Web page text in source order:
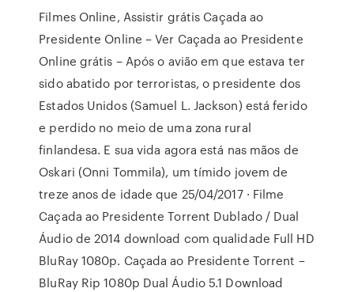
Filmes Online, Assistir grátis Caçada ao
Presidente Online – Ver Caçada ao Presidente
Online grátis – Após o avião em que estava ter
sido abatido por terroristas, o presidente dos
Estados Unidos (Samuel L. Jackson) está ferido
e perdido no meio de uma zona rural
finlandesa. E sua vida agora está nas mãos de
Oskari (Onni Tommila), um tímido jovem de
treze anos de idade que 25/04/2017 · Filme
Caçada ao Presidente Torrent Dublado / Dual
Áudio de 2014 download com qualidade Full HD
BluRay 1080p. Caçada ao Presidente Torrent –
BluRay Rip 1080p Dual Áudio 5.1 Download